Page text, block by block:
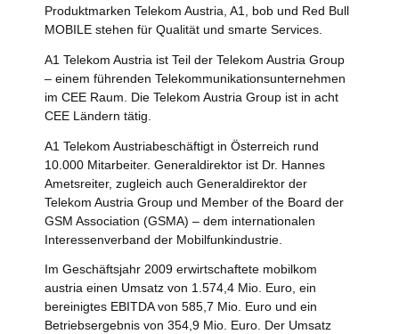
Produktmarken Telekom Austria, A1, bob und Red Bull
MOBILE stehen für Qualität und smarte Services.
A1 Telekom Austria ist Teil der Telekom Austria Group
– einem führenden Telekommunikationsunternehmen
im CEE Raum. Die Telekom Austria Group ist in acht
CEE Ländern tätig.
A1 Telekom Austriabeschäftigt in Österreich rund
10.000 Mitarbeiter. Generaldirektor ist Dr. Hannes
Ametsreiter, zugleich auch Generaldirektor der
Telekom Austria Group und Member of the Board der
GSM Association (GSMA) – dem internationalen
Interessenverband der Mobilfunkindustrie.
Im Geschäftsjahr 2009 erwirtschaftete mobilkom
austria einen Umsatz von 1.574,4 Mio. Euro, ein
bereinigtes EBITDA von 585,7 Mio. Euro und ein
Betriebsergebnis von 354,9 Mio. Euro. Der Umsatz